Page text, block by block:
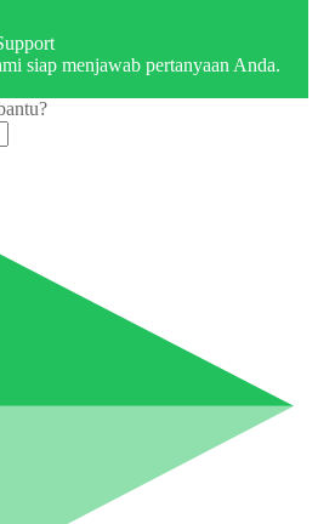
siap menjawab pertanyaan Anda.